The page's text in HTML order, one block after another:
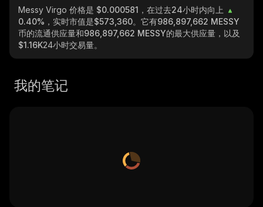
Messy Virgo 价格是 $0.000581，在过去24小时内向上
0.40% ，实时市值是$573,360。它有986,897,662 MESSY
币的流通供应量和986,897,662 MESSY的最大供应量，以及
$1.16K24小时交易量。
我的笔记